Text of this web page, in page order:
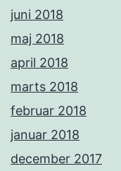
juni 2018
maj 2018
april 2018
marts 2018
februar 2018
januar 2018
december 2017